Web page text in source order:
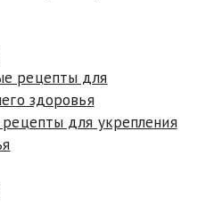
для укрепления